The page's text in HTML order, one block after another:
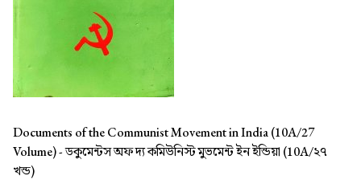
Documents of the Communist Movement in India (10A/27
Volume) -ডকুমেন্টস অফ দ্য কমিউনিস্ট মুভমেন্ট ইন ইন্ডিয়া (10A/২৭
খন্ড)